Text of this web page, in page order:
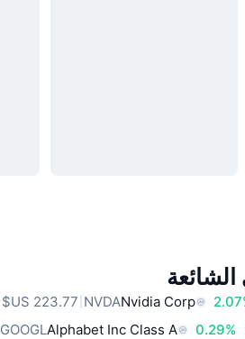
Nvidia Corp
NVDA
0.29%
Alphabet Inc Class A
GOOGL